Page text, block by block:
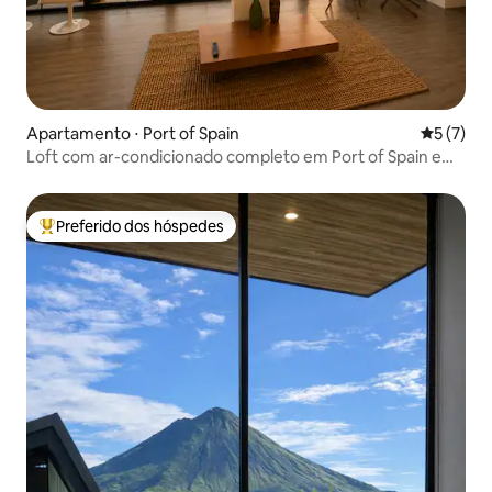
Apartamento ⋅ Port of Spain 5 de
5 (7)
Loft com ar-condicionado completo em Port of Spain e
Entre os melhores preferidos dos hóspedes
Preferido dos hóspedes